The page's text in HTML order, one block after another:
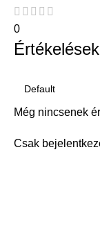
0
Értékelések
Még nincsenek
Csak